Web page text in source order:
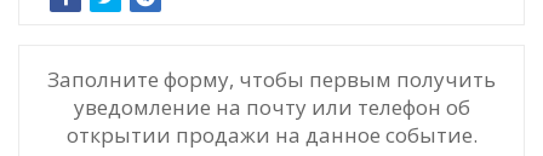
Заполните форму, чтобы первым получить
уведомление на почту или телефон об
открытии продажи на данное событие.